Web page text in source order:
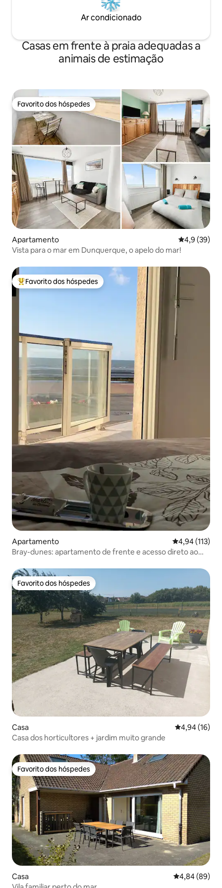
Ar condicionado
Casas em frente à praia adequadas a
animais de estimação
Favorito dos hóspedes
Favorito dos hóspedes
Apartamento
4,9 (39)
Vista para o mar em Dunquerque, o apelo do mar!
Favoritos dos hóspedes mais apreciados
Favorito dos hóspedes
Apartamento Classificação
4,94 (113)
Bray-dunes: apartamento de frente e acesso direto ao
Favorito dos hóspedes
Favorito dos hóspedes
Casa Classificação
4,94 (16)
Casa dos horticultores + jardim muito grande
Favorito dos hóspedes
Favorito dos hóspedes
Casa Classificação
4,84 (89)